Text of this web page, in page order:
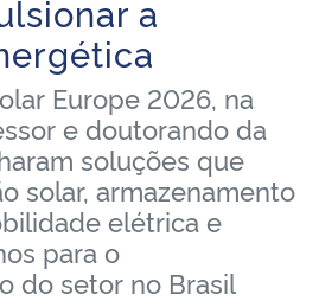
Inovações e Comunicações
a
Europe 2026, na
e doutorando da
soluções que
solar, armazenamento
elétrica e
para o
do setor no Brasil